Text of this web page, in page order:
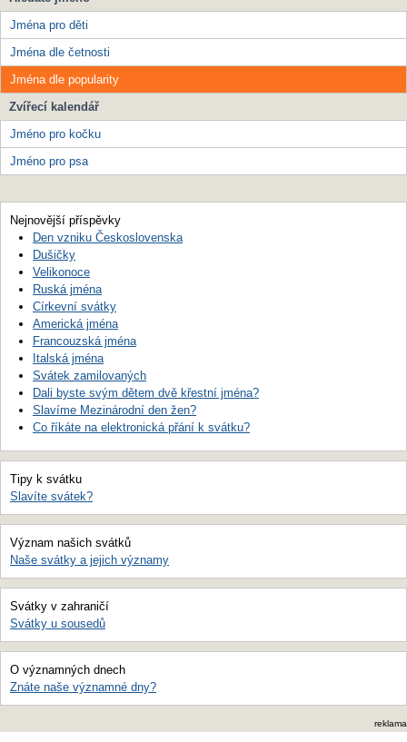
Jména pro děti
Jména dle četnosti
Jména dle popularity
Zvířecí kalendář
Jméno pro kočku
Jméno pro psa
Nejnovější příspěvky
Den vzniku Československa
Dušičky
Velikonoce
Ruská jména
Církevní svátky
Americká jména
Francouzská jména
Italská jména
Svátek zamilovaných
Dali byste svým dětem dvě křestní jména?
Slavíme Mezinárodní den žen?
Co říkáte na elektronická přání k svátku?
Tipy k svátku
Slavíte svátek?
Význam našich svátků
Naše svátky a jejich významy
Svátky v zahraničí
Svátky u sousedů
O významných dnech
Znáte naše významné dny?
reklama